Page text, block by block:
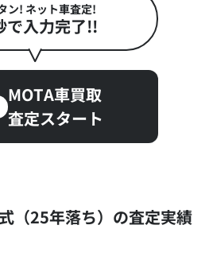
ン! ネット車査定!
で入力完了!!
MOTA車買取
査定スタート
（25年落ち）の査定実績